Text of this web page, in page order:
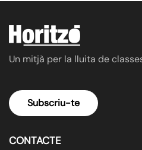
Un mitjà per la lluita de
Subscriu-te
CONTACTE